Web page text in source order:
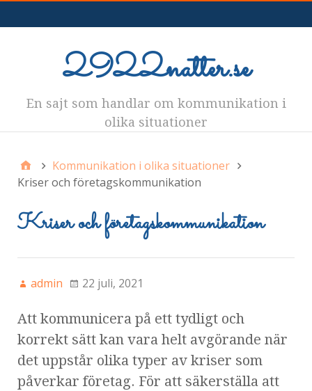
2922natter.se
En sajt som handlar om kommunikation i
olika situationer
Kommunikation i olika situationer
Kriser och företagskommunikation
Kriser och företagskommunikation
admin 22 juli, 2021
Att kommunicera på ett tydligt och
korrekt sätt kan vara helt avgörande när
det uppstår olika typer av kriser som
påverkar företag. För att säkerställa att